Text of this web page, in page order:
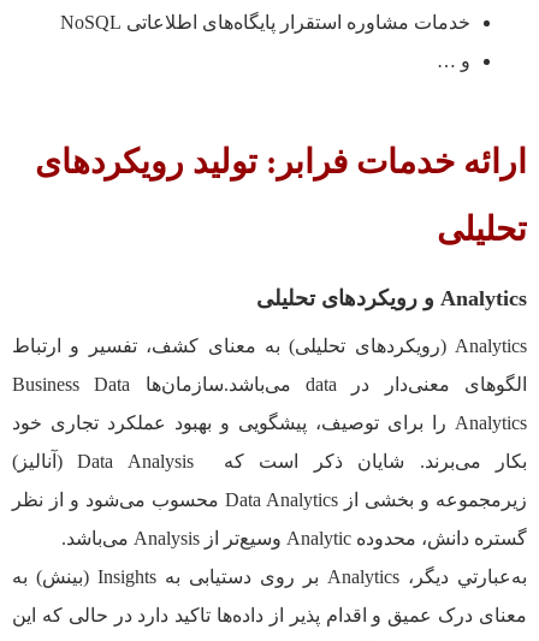
خدمات مشاوره استقرار پایگاه‌های اطلاعاتی NoSQL
و …
ارائه خدمات فرابر: توليد رویکردهای
تحلیلی
Analytics و رويکردهای تحليلی
Analytics (رويکردهای تحليلی) به معنای كشف، تفسير و ارتباط
الگوهای معنی‌دار در data می‌باشد.سازمان‌ها Business Data
Analytics را برای توصیف، پيشگويی و بهبود عملكرد تجاری خود
بكار می‌برند. شايان ذکر است که Data Analysis (آناليز)
زيرمجموعه و بخشی از Data Analytics محسوب می‌شود و از نظر
گستره دانش، محدوده Analytic وسیع‌تر از Analysis می‌باشد.
به‌عبارتي ديگر، Analytics بر روی دستیابی به Insights (بينش) به
معنای درک عمیق و اقدام پذیر از داده‌ها تاکید دارد در حالی که این